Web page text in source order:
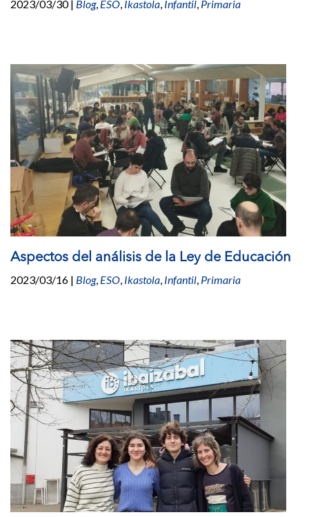
2023/03/30| Blog, ESO, Ikastola, Infantil, Primaria
Aspectos del análisis de la Ley de Educación
2023/03/16 | Blog, ESO, Ikastola, Infantil, Primaria